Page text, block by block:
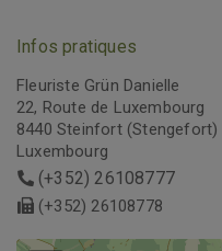
Infos pratiques
Fleuriste Grün Danielle
22, Route de Luxembourg
8440 Steinfort (Stengefort)
Luxembourg
(+352) 26108777
(+352) 26108778